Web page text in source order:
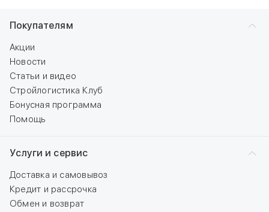
Покупателям
Акции
Новости
Статьи и видео
Стройлогистика Клуб
Бонусная программа
Помощь
Услуги и сервис
Доставка и самовывоз
Кредит и рассрочка
Обмен и возврат